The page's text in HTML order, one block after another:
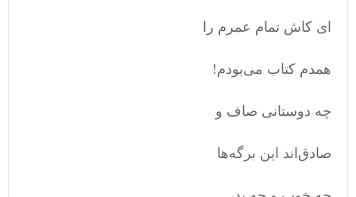
ای کاش تمام عمرم را
همدم کتاب می‌بودم!
چه دوستانی صاف و
صادق‌اند این برگه‌ها